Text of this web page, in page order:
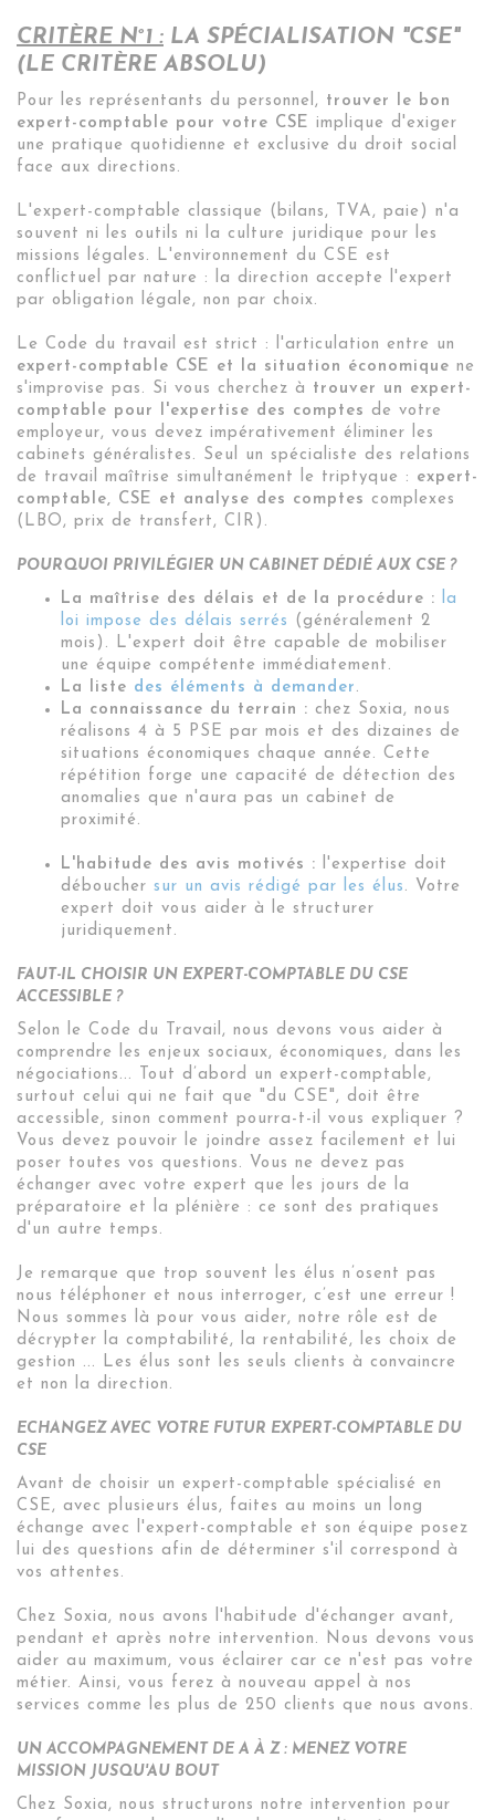
CRITÈRE N°1 : LA SPÉCIALISATION "CSE"
(LE CRITÈRE ABSOLU)
Pour les représentants du personnel, trouver le bon
expert-comptable pour votre CSE implique d'exiger
une pratique quotidienne et exclusive du droit social
face aux directions.
L'expert-comptable classique (bilans, TVA, paie) n'a
souvent ni les outils ni la culture juridique pour les
missions légales. L'environnement du CSE est
conflictuel par nature : la direction accepte l'expert
par obligation légale, non par choix.
Le Code du travail est strict : l'articulation entre un
expert-comptable CSE et la situation économique ne
s'improvise pas. Si vous cherchez à trouver un expert-
comptable pour l'expertise des comptes de votre
employeur, vous devez impérativement éliminer les
cabinets généralistes. Seul un spécialiste des relations
de travail maîtrise simultanément le triptyque : expert-
comptable, CSE et analyse des comptes complexes
(LBO, prix de transfert, CIR).
POURQUOI PRIVILÉGIER UN CABINET DÉDIÉ AUX CSE ?
La maîtrise des délais et de la procédure :
la
loi impose des délais serrés (généralement 2
mois). L'expert doit être capable de mobiliser
une équipe compétente immédiatement.
La liste des éléments à demander .
La connaissance du terrain : chez Soxia, nous
réalisons 4 à 5 PSE par mois et des dizaines de
situations économiques chaque année. Cette
répétition forge une capacité de détection des
anomalies que n'aura pas un cabinet de
proximité.
L'habitude des avis motivés : l'expertise doit
déboucher sur un avis rédigé par les élus . Votre
expert doit vous aider à le structurer
juridiquement.
FAUT-IL CHOISIR UN EXPERT-COMPTABLE DU CSE
ACCESSIBLE ?
Selon le Code du Travail, nous devons vous aider à
comprendre les enjeux sociaux, économiques, dans les
négociations... Tout d’abord un expert-comptable,
surtout celui qui ne fait que "du CSE", doit être
accessible, sinon comment pourra-t-il vous expliquer ?
Vous devez pouvoir le joindre assez facilement et lui
poser toutes vos questions. Vous ne devez pas
échanger avec votre expert que les jours de la
préparatoire et la plénière : ce sont des pratiques
d'un autre temps.
Je remarque que trop souvent les élus n’osent pas
nous téléphoner et nous interroger, c’est une erreur !
Nous sommes là pour vous aider, notre rôle est de
décrypter la comptabilité, la rentabilité, les choix de
gestion ... Les élus sont les seuls clients à convaincre
et non la direction.
ECHANGEZ AVEC VOTRE FUTUR EXPERT-COMPTABLE DU
CSE
Avant de choisir un expert-comptable spécialisé en
CSE, avec plusieurs élus, faites au moins un long
échange avec l'expert-comptable et son équipe posez
lui des questions afin de déterminer s'il correspond à
vos attentes.
Chez Soxia, nous avons l'habitude d'échanger avant,
pendant et après notre intervention. Nous devons vous
aider au maximum, vous éclairer car ce n'est pas votre
métier. Ainsi, vous ferez à nouveau appel à nos
services comme les plus de 250 clients que nous avons.
UN ACCOMPAGNEMENT DE A À Z : MENEZ VOTRE
MISSION JUSQU'AU BOUT
Chez Soxia, nous structurons notre intervention pour